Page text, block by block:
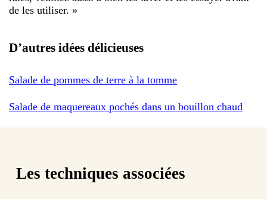
de les utiliser. »
D’autres idées délicieuses
Salade de pommes de terre à la tomme
Salade de maquereaux pochés dans un bouillon chaud
Les techniques associées